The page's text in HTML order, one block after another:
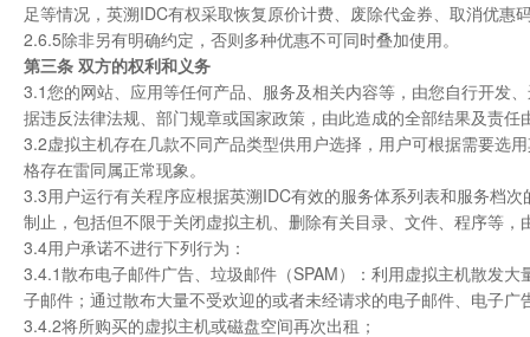
足等情况，英溯IDC有权采取恢复原价计费、废除代金券、取消优惠
2.6.5除非另有明确约定，否则多种优惠不可同时叠加使用。
第三条 双方的权利和义务
3.1您的网站、应用等任何产品、服务及相关内容等，由您自行开发
据违反法律法规、部门规章或国家政策，由此造成的全部结果及责
3.2虚拟主机存在几款不同产品类型供用户选择，用户可根据需要选
格存在雷同属正常现象。
3.3用户运行有关程序应根据英溯IDC有效的服务体系列表和服务档
制止，包括但不限于关闭虚拟主机、删除有关目录、文件、程序等
3.4用户承诺不进行下列行为：
3.4.1散布电子邮件广告、垃圾邮件（SPAM）：利用虚拟主机散发
子邮件；通过散布大量不受欢迎的或者未经请求的电子邮件、电子
3.4.2将所购买的虚拟主机或磁盘空间再次出租；